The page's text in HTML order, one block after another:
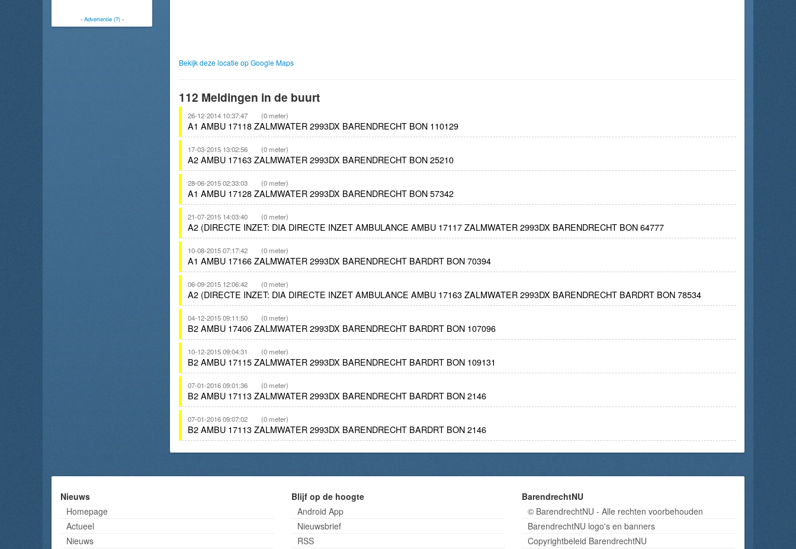
- Advertentie (?)-
Bekijk deze locatie op Google Maps
112 Meldingen in de buurt
26-12-2014 10:37:47 (0 meter)
A1 AMBU 17118 ZALMWATER 2993DX BARENDRECHT BON 110129
17-03-2015 13:02:56 (0 meter)
A2 AMBU 17163 ZALMWATER 2993DX BARENDRECHT BON 25210
28-06-2015 02:33:03 (0 meter)
A1 AMBU 17128 ZALMWATER 2993DX BARENDRECHT BON 57342
21-07-2015 14:03:40 (0 meter)
A2 (DIRECTE INZET: DIA DIRECTE INZET AMBULANCE AMBU 17117 ZALMWATER 2993DX BARENDRECHT BON 64777
10-08-2015 07:17:42 (0 meter)
A1 AMBU 17166 ZALMWATER 2993DX BARENDRECHT BARDRT BON 70394
06-09-2015 12:06:42 (0 meter)
A2 (DIRECTE INZET: DIA DIRECTE INZET AMBULANCE AMBU 17163 ZALMWATER 2993DX BARENDRECHT BARDRT BON 78534
04-12-2015 09:11:50 (0 meter)
B2 AMBU 17406 ZALMWATER 2993DX BARENDRECHT BARDRT BON 107096
10-12-2015 09:04:31 (0 meter)
B2 AMBU 17115 ZALMWATER 2993DX BARENDRECHT BARDRT BON 109131
07-01-2016 09:01:36 (0 meter)
B2 AMBU 17113 ZALMWATER 2993DX BARENDRECHT BARDRT BON 2146
07-01-2016 09:07:02 (0 meter)
B2 AMBU 17113 ZALMWATER 2993DX BARENDRECHT BARDRT BON 2146
Nieuws
Homepage
Actueel
Nieuws
Blijf op de hoogte
Android App
Nieuwsbrief
RSS
BarendrechtNU
© BarendrechtNU - Alle rechten voorbehouden
BarendrechtNU logo's en banners
Copyrightbeleid BarendrechtNU